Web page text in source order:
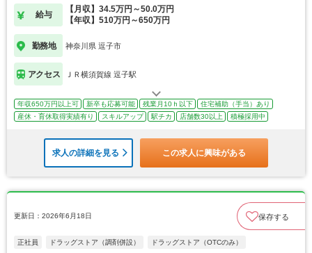
給与
【月収】34.5万円～50.0万円
【年収】510万円～650万円
勤務地 神奈川県 逗子市
アクセス ＪＲ横須賀線 逗子駅
年収650万円以上可 新卒も応募可能 残業月10ｈ以下
住宅補助（手当）あり
産休・育休取得実績有り
スキルアップ 駅チカ 店舗数30以上 積極採用中
求人の詳細を見る この求人に興味がある
更新日：2026年6月18日 保存する
正社員 ドラッグストア（調剤併設） ドラッグストア（OTCのみ）